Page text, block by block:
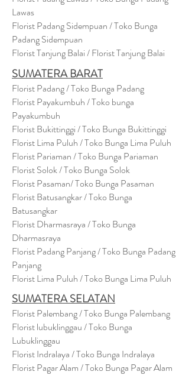
Lawas
Florist Padang Sidempuan / Toko Bunga
Padang Sidempuan
Florist Tanjung Balai / Florist Tanjung Balai
SUMATERA BARAT
Florist Padang / Toko Bunga Padang
Florist Payakumbuh / Toko bunga
Payakumbuh
Florist Bukittinggi / Toko Bunga Bukittinggi
Florist Lima Puluh / Toko Bunga Lima Puluh
Florist Pariaman / Toko Bunga Pariaman
Florist Solok / Toko Bunga Solok
Florist Pasaman/ Toko Bunga Pasaman
Florist Batusangkar / Toko Bunga
Batusangkar
Florist Dharmasraya / Toko Bunga
Dharmasraya
Florist Padang Panjang / Toko Bunga Padang
Panjang
Florist Lima Puluh / Toko Bunga Lima Puluh
SUMATERA SELATAN
Florist Palembang / Toko Bunga Palembang
Florist lubuklinggau / Toko Bunga
Lubuklinggau
Florist Indralaya / Toko Bunga Indralaya
Florist Pagar Alam / Toko Bunga Pagar Alam